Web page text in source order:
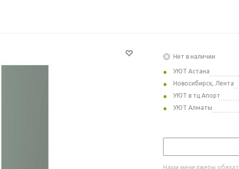
Нет в наличии
УЮТ Астана
Новосибирск, Лента
УЮТ в тц Апорт
УЮТ Алматы
Наши менеджеры